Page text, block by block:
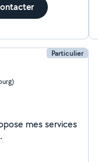
Particulier
mes services